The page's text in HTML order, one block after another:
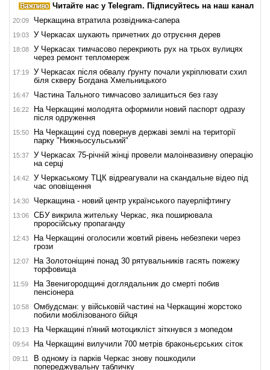
Читайте нас у Telegram. Підписуйтесь на наш канал
20:09 Черкащина втратила розвідника-сапера
19:03 У Черкасах шукають причетних до отруєння дерев
18:08
У Черкасах тимчасово перекриють рух на трьох вулицях
через ремонт тепломереж
17:19
У Черкасах після обвалу ґрунту почали укріплювати схил
біля скверу Богдана Хмельницького
16:47 Частина Тального тимчасово залишиться без газу
16:22
На Черкащині молодята оформили новий паспорт одразу
після одруження
15:50
На Черкащині суд повернув державі землі на території
парку "Нижньосульський"
15:37
У Черкасах 75-річній жінці провели малоінвазивну операцію
на серці
14:42
У Черкаському ТЦК відреагували на скандальне відео під
час оповіщення
14:30 Черкащина - новий центр українського пауерліфтингу
13:06
СБУ викрила жительку Черкас, яка поширювала
проросійську пропаганду
12:43
На Черкащині оголосили жовтий рівень небезпеки через
грози
12:07
На Золотоніщині понад 30 рятувальників гасять пожежу
торфовища
11:59
На Звенигородщині доглядальник до смерті побив
пенсіонера
10:58
Омбудсман: у військовій частині на Черкащині жорстоко
побили мобілізованого бійця
10:13 На Черкащині п'яний мотоцикліст зіткнувся з мопедом
09:54 На Черкащині вилучили 700 метрів браконьєрських сіток
09:11
В одному із парків Черкас знову пошкодили
попереджувальну табличку